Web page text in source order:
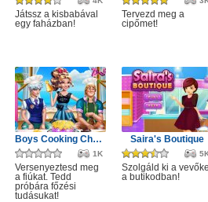
Játssz a kisbabával
egy faházban!
Tervezd meg a
cipőmet!
Boys Cooking Challenge
1K
Versenyeztesd meg
a fiúkat. Tedd
próbára főzési
tudásukat!
Saira's Boutique
Szolgáld ki a
a butikodban!